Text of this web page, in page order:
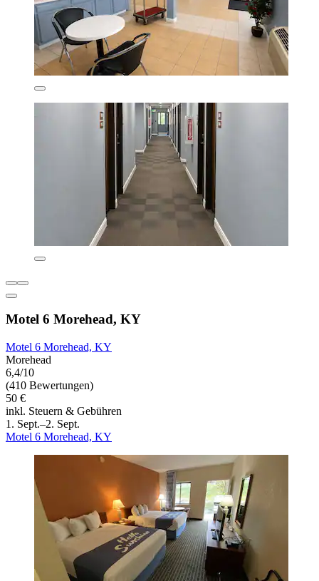
Motel 6 Morehead, KY
Motel 6 Morehead, KY
Morehead
6,4/10
(410 Bewertungen)
50 €
inkl. Steuern & Gebühren
1. Sept.–2. Sept.
Motel 6 Morehead, KY